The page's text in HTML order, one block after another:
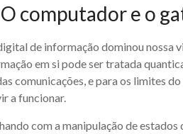
computador e o
de informação dominou
em si pode ser tratada
comunicações, e para os limites
a funcionar.
com a manipulação de